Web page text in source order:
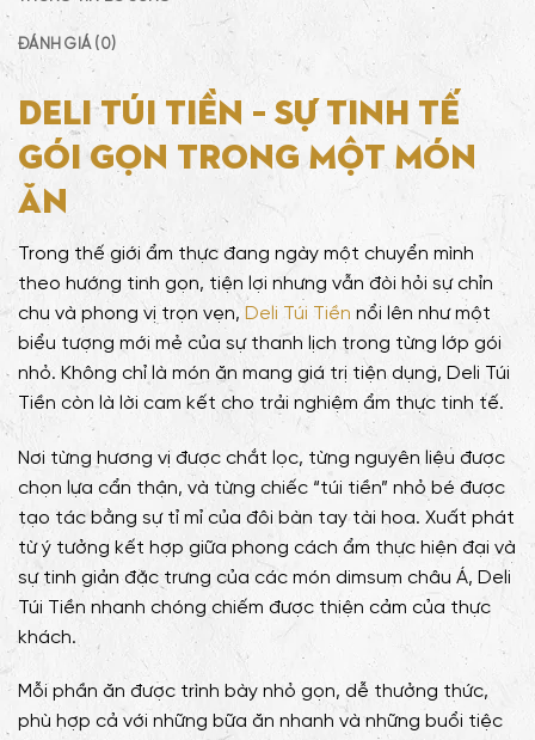
ĐÁNH GIÁ (0)
Deli Túi Tiền – Sự Tinh Tế
Gói Gọn Trong Một Món
Ăn
Trong thế giới ẩm thực đang ngày một chuyển mình
theo hướng tinh gọn, tiện lợi nhưng vẫn đòi hỏi sự chỉn
chu và phong vị trọn vẹn, Deli Túi Tiền nổi lên như một
biểu tượng mới mẻ của sự thanh lịch trong từng lớp gói
nhỏ. Không chỉ là món ăn mang giá trị tiện dụng, Deli Túi
Tiền còn là lời cam kết cho trải nghiệm ẩm thực tinh tế.
Nơi từng hương vị được chắt lọc, từng nguyên liệu được
chọn lựa cẩn thận, và từng chiếc “túi tiền” nhỏ bé được
tạo tác bằng sự tỉ mỉ của đôi bàn tay tài hoa. Xuất phát
từ ý tưởng kết hợp giữa phong cách ẩm thực hiện đại và
sự tinh giản đặc trưng của các món dimsum châu Á, Deli
Túi Tiền nhanh chóng chiếm được thiện cảm của thực
khách.
Mỗi phần ăn được trình bày nhỏ gọn, dễ thưởng thức,
phù hợp cả với những bữa ăn nhanh và những buổi tiệc